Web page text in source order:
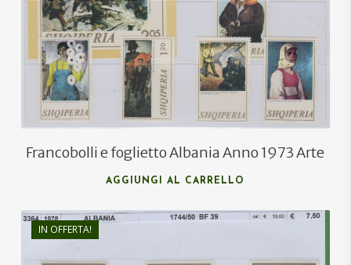
Francobolli e foglietto Albania Anno 1973 Arte
AGGIUNGI AL CARRELLO
IN OFFERTA!